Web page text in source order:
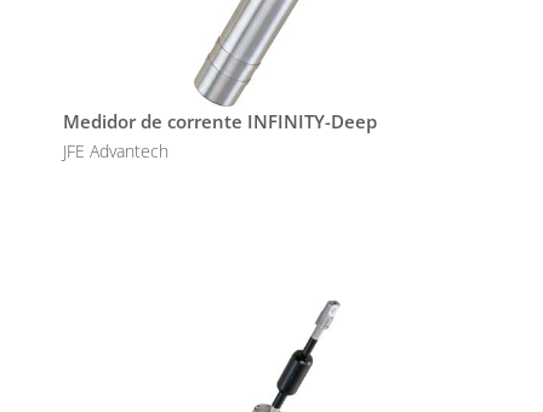
Medidor de corrente INFINITY-Deep
JFE Advantech